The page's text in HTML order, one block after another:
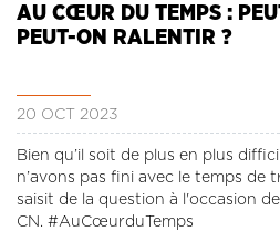
AU CŒUR DU TEMPS :
PEUT-ON RALENTIR ?
20 OCT 2023
Bien qu’il soit de plus en plus
n’avons pas fini avec le temps de
saisit de la question à l'occasion
CN. #AuCœurduTemps